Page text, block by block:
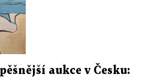
aukce v Česku: